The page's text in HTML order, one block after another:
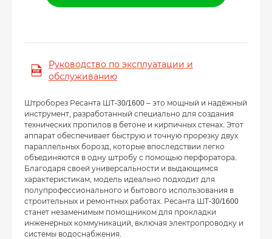
Руководство по эксплуатации и
обслуживанию
Штроборез Ресанта ШТ-30/1600 – это мощный и надёжный
инструмент, разработанный специально для создания
технических пропилов в бетоне и кирпичных стенах. Этот
аппарат обеспечивает быструю и точную прорезку двух
параллельных борозд, которые впоследствии легко
объединяются в одну штробу с помощью перфоратора.
Благодаря своей универсальности и выдающимся
характеристикам, модель идеально подходит для
полупрофессионального и бытового использования в
строительных и ремонтных работах. Ресанта ШТ-30/1600
станет незаменимым помощником для прокладки
инженерных коммуникаций, включая электропроводку и
системы водоснабжения.